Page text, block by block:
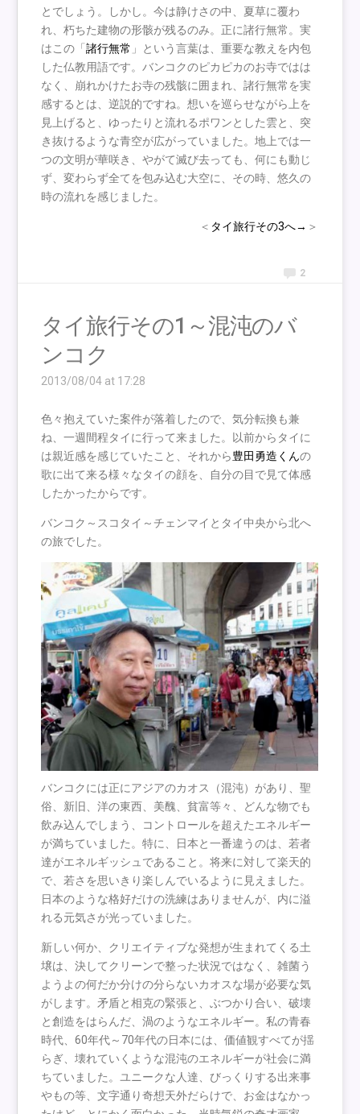
とでしょう。しかし。今は静けさの中、夏草に覆わ
れ、朽ちた建物の形骸が残るのみ。正に諸行無常。実
はこの「諸行無常 」という言葉は、重要な教えを内包
した仏教用語です。バンコクのピカピカのお寺ではは
なく、崩れかけたお寺の残骸に囲まれ、諸行無常を実
感するとは、逆説的ですね。想いを巡らせながら上を
見上げると、ゆったりと流れるポワンとした雲と、突
き抜けるような青空が広がっていました。地上では一
つの文明が華咲き、やがて滅び去っても、何にも動じ
ず、変わらず全てを包み込む大空に、その時、悠久の
時の流れを感じました。
＜ タイ旅行その3へ→ ＞
2
タイ旅行その1～混沌のバ
ンコク
2013/08/04 at 17:28
色々抱えていた案件が落着したので、気分転換も兼
ね、一週間程タイに行って来ました。以前からタイに
は親近感を感じていたこと、それから豊田勇造くんの
歌に出て来る様々なタイの顔を、自分の目で見て体感
したかったからです。
バンコク～スコタイ～チェンマイとタイ中央から北へ
の旅でした。
バンコクには正にアジアのカオス（混沌）があり、聖
俗、新旧、洋の東西、美醜、貧富等々、どんな物でも
飲み込んでしまう、コントロールを超えたエネルギー
が満ちていました。特に、日本と一番違うのは、若者
達がエネルギッシュであること。将来に対して楽天的
で、若さを思いきり楽しんでいるように見えました。
日本のような格好だけの洗練はありませんが、内に溢
れる元気さが光っていました。
新しい何か、クリエイティブな発想が生まれてくる土
壌は、決してクリーンで整った状況ではなく、雑菌う
ようよの何だか分けの分らないカオスな場が必要な気
がします。矛盾と相克の緊張と、ぶつかり合い、破壊
と創造をはらんだ、渦のようなエネルギー。私の青春
時代、60年代～70年代の日本には、価値観すべてが揺
らぎ、壊れていくような混沌のエネルギーが社会に満
ちていました。ユニークな人達、びっくりする出来事
やもの等、文字通り奇想天外だらけで、お金はなかっ